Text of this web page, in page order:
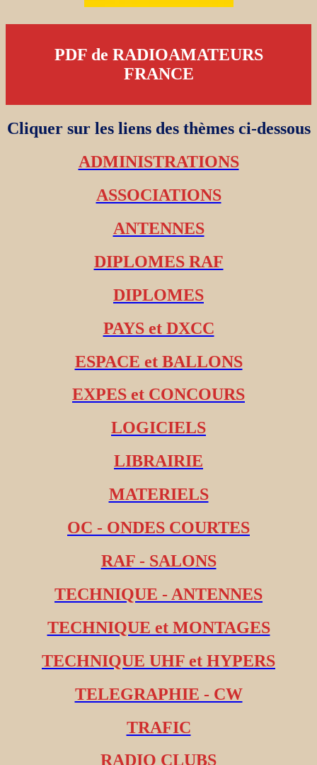
PDF de RADIOAMATEURS
FRANCE
Cliquer sur les liens des thèmes ci-dessous
ADMINISTRATIONS
ASSOCIATIONS
ANTENNES
DIPLOMES RAF
DIPLOMES
PAYS et DXCC
ESPACE et BALLONS
EXPES et CONCOURS
LOGICIELS
LIBRAIRIE
MATERIELS
OC - ONDES COURTES
RAF - SALONS
TECHNIQUE - ANTENNES
TECHNIQUE et MONTAGES
TECHNIQUE UHF et HYPERS
TELEGRAPHIE - CW
TRAFIC
RADIO CLUBS